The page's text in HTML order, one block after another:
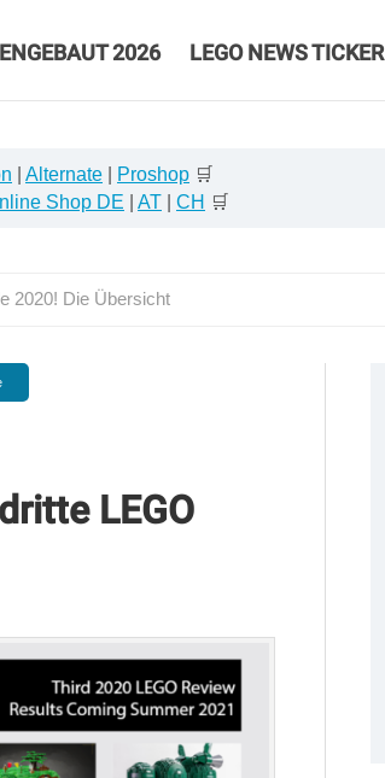
2026 LEGO NEWS TICKER
Alternate Proshop 🛒
Shop DE AT CH 🛒
2020! Die Übersicht
LEGO